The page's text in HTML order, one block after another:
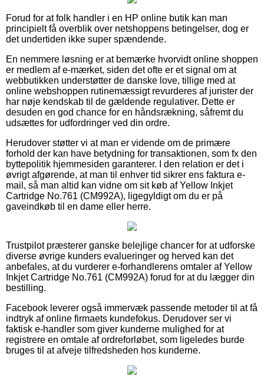
Forud for at folk handler i en HP online butik kan man
principielt få overblik over netshoppens betingelser, dog er
det undertiden ikke super spændende.
En nemmere løsning er at bemærke hvorvidt online shoppen
er medlem af e-mærket, siden det ofte er et signal om at
webbutikken understøtter de danske love, tillige med at
online webshoppen rutinemæssigt revurderes af jurister der
har nøje kendskab til de gældende regulativer. Dette er
desuden en god chance for en håndsrækning, såfremt du
udsættes for udfordringer ved din ordre.
Herudover støtter vi at man er vidende om de primære
forhold der kan have betydning for transaktionen, som fx den
byttepolitik hjemmesiden garanterer. I den relation er det i
øvrigt afgørende, at man til enhver tid sikrer ens faktura e-
mail, så man altid kan vidne om sit køb af Yellow Inkjet
Cartridge No.761 (CM992A), ligegyldigt om du er på
gaveindkøb til en dame eller herre.
Trustpilot præsterer ganske belejlige chancer for at udforske
diverse øvrige kunders evalueringer og herved kan det
anbefales, at du vurderer e-forhandlerens omtaler af Yellow
Inkjet Cartridge No.761 (CM992A) forud for at du lægger din
bestilling.
Facebook leverer også immervæk passende metoder til at få
indtryk af online firmaets kundefokus. Derudover ser vi
faktisk e-handler som giver kunderne mulighed for at
registrere en omtale af ordreforløbet, som ligeledes burde
bruges til at afveje tilfredsheden hos kunderne.